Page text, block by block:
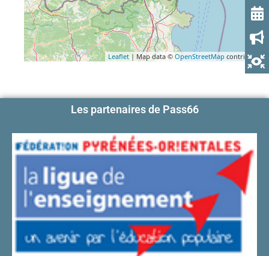
Leaflet | Map data ©OpenStreetMap contributors
Les partenaires de Pass66